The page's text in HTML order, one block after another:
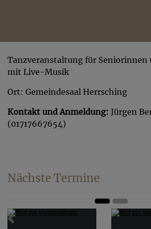
Tanzveranstaltung für Seniorinnen
mit Live-Musik
Ort: Gemeindesaal Herrsching
Kontakt und Anmeldung: Jürgen
(01717667654)
Nächste Termine
Zurück